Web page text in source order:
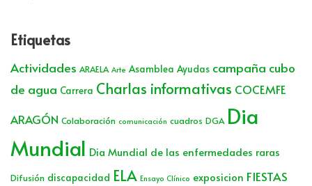
Etiquetas
Actividades ARAELA Arte Asamblea Ayudas campaña cubo
de agua Carrera Charlas informativas COCEMFE
ARAGÓN Colaboración comunicación cuadros DGA Dia
Mundial Dia Mundial de las enfermedades raras
Difusión discapacidad ELA Ensayo Clínico exposicion FIESTAS